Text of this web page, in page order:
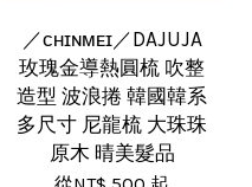
／ᴄʜɪɴᴍᴇɪ／DAJUJA
玫瑰金導熱圓梳 吹整
造型 波浪捲 韓國韓系
多尺寸 尼龍梳 大珠珠
原木 晴美髮品